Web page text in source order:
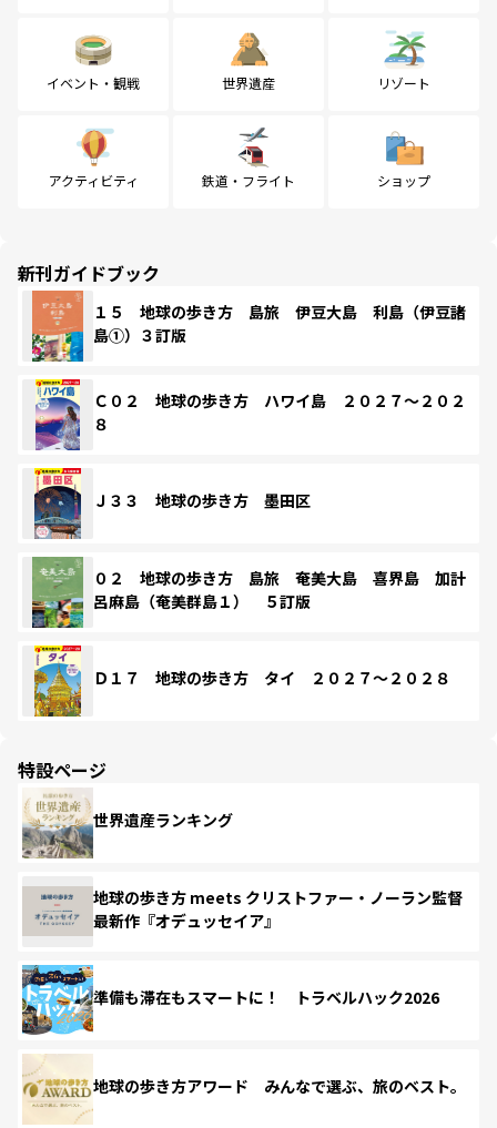
イベント・観戦 世界遺産 リゾート
アクティビティ 鉄道・フライト ショップ
新刊ガイドブック
１５ 地球の歩き方 島旅 伊豆大島 利島（伊豆諸
島①）３訂版
Ｃ０２ 地球の歩き方 ハワイ島 ２０２７～２０２
８
Ｊ３３ 地球の歩き方 墨田区
０２ 地球の歩き方 島旅 奄美大島 喜界島 加計
呂麻島（奄美群島１） ５訂版
Ｄ１７ 地球の歩き方 タイ ２０２７～２０２８
特設ページ
世界遺産ランキング
地球の歩き方 meets クリストファー・ノーラン監督
最新作『オデュッセイア』
準備も滞在もスマートに！ トラベルハック2026
地球の歩き方アワード みんなで選ぶ、旅のベスト。